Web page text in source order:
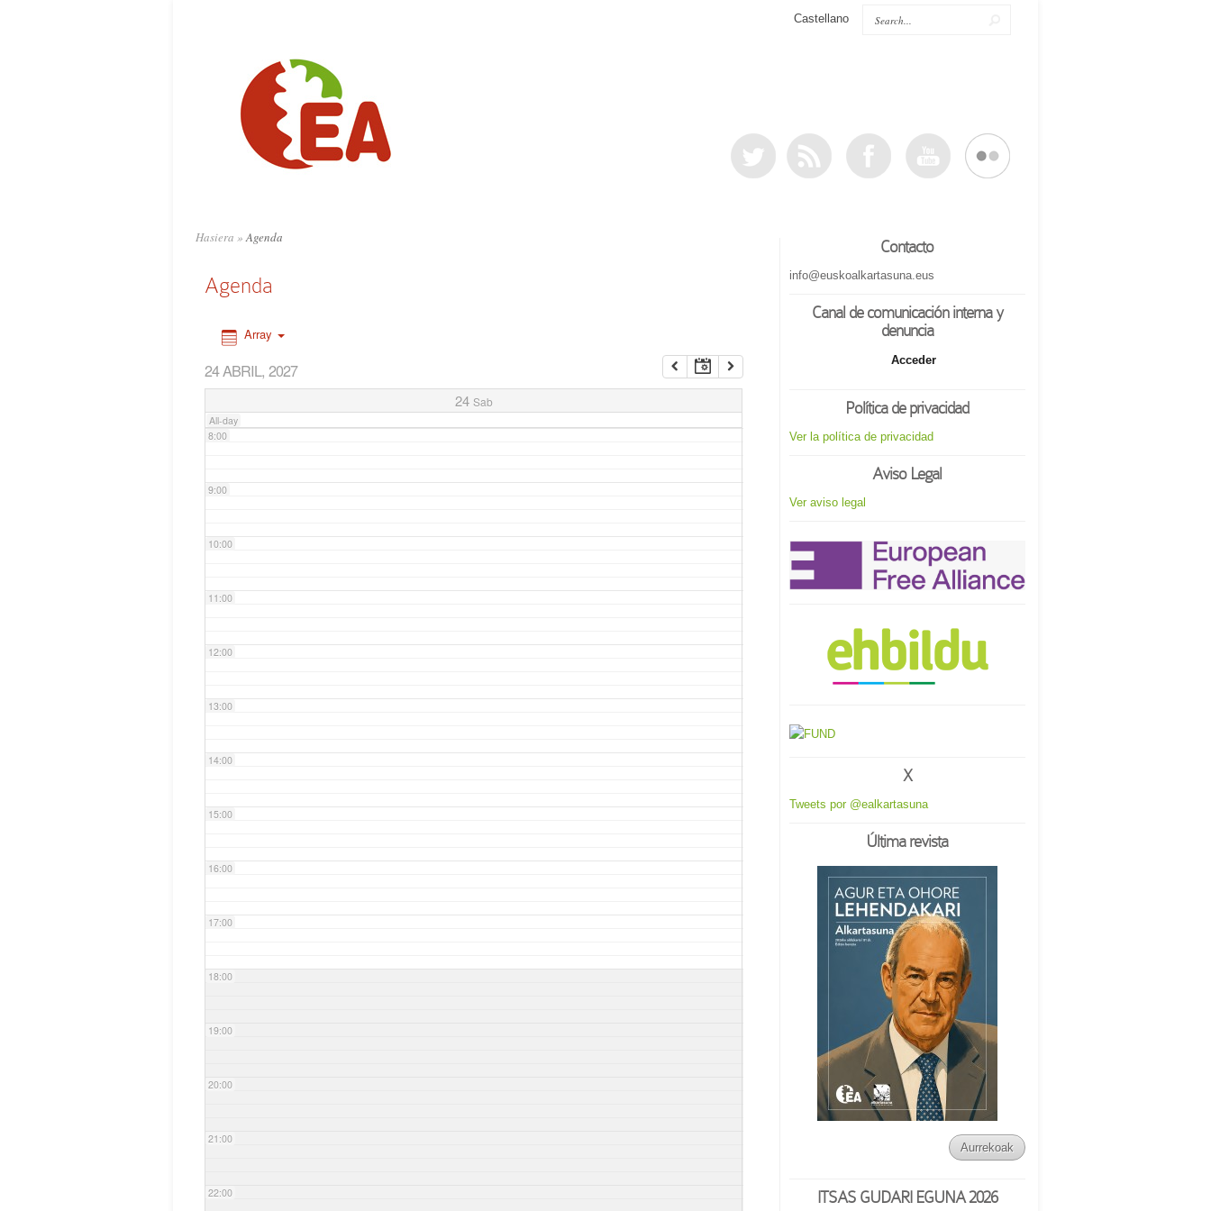
Castellano
Hasiera »Agenda
Agenda
Array
24 ABRIL, 2027
24 Sab
All-day
6:00
8:00
9:00
10:00
11:00
12:00
13:00
14:00
15:00
16:00
17:00
18:00
19:00
20:00
21:00
22:00
Contacto
info@euskoalkartasuna.eus
Canal de comunicación interna y
denuncia
Acceder
Política de privacidad
Ver la política de privacidad
Aviso Legal
Ver aviso legal
X
Tweets por @ealkartasuna
Última revista
Aurrekoak
ITSAS GUDARI EGUNA 2026